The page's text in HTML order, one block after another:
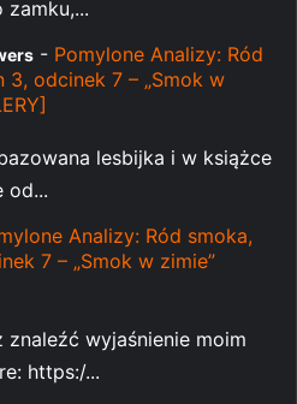
zamku,...
- Pomylone Analizy: Ród
3, odcinek 7 – „Smok w
lesbijka i w książce
od...
Analizy: Ród smoka,
7 – „Smok w zimie”
znaleźć wyjaśnienie moim
https:/...